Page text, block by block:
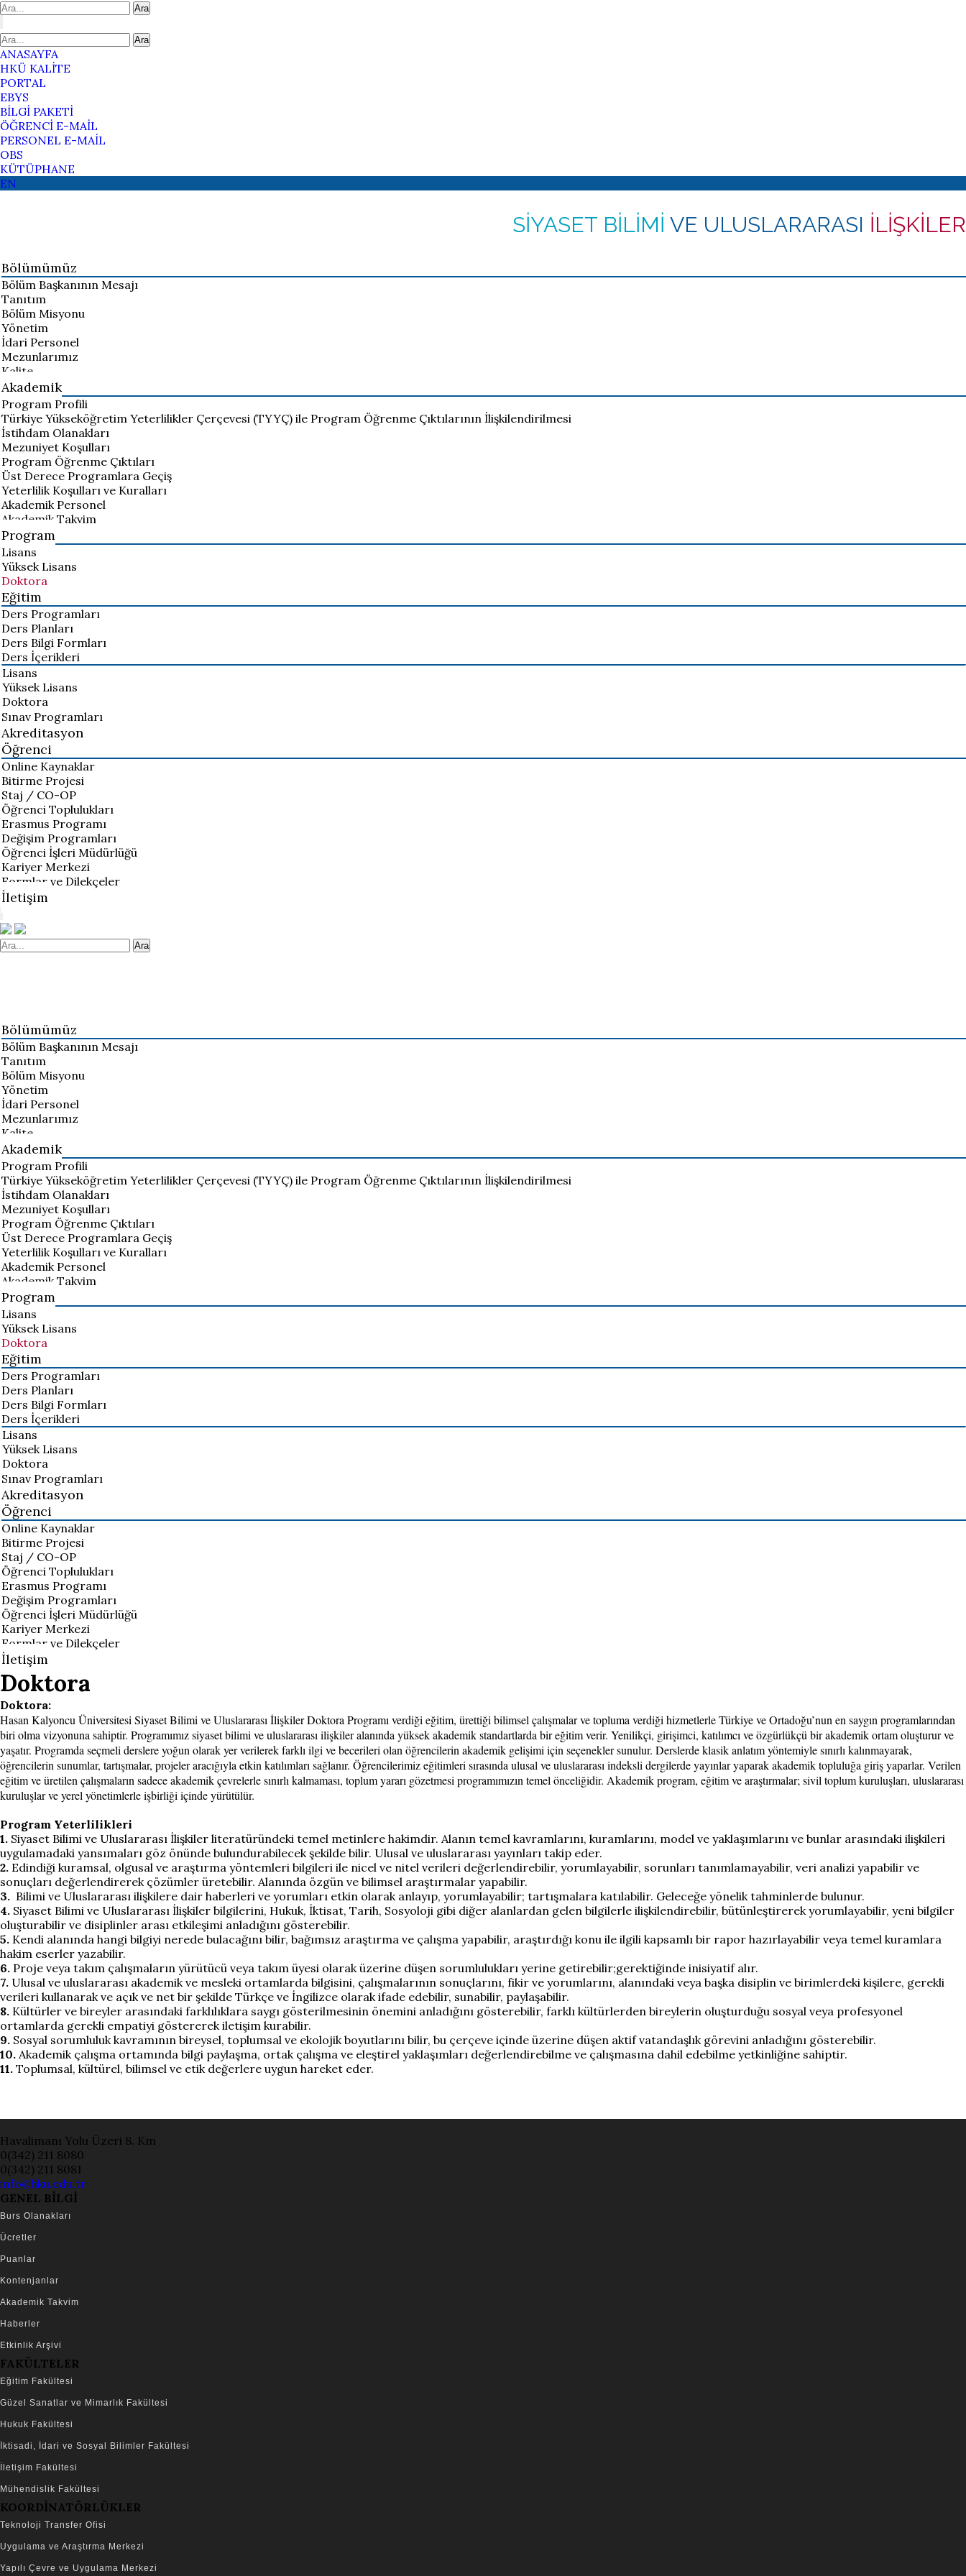
Ara
Ara
ANASAYFA
HKÜ KALİTE
PORTAL
EBYS
BİLGİ PAKETİ
ÖĞRENCİ E-MAİL
PERSONEL E-MAİL
OBS
KÜTÜPHANE
EN
SİYASET BİLİMİ VE ULUSLARARASI İLİŞKİLER
Bölümümüz
Bölüm Başkanının Mesajı
Tanıtım
Bölüm Misyonu
Yönetim
İdari Personel
Mezunlarımız
Kalite
Akademik
Program Profili
Türkiye Yükseköğretim Yeterlilikler Çerçevesi (TYYÇ) ile Program Öğrenme Çıktılarının İlişkilendirilmesi
İstihdam Olanakları
Mezuniyet Koşulları
Program Öğrenme Çıktıları
Üst Derece Programlara Geçiş
Yeterlilik Koşulları ve Kuralları
Akademik Personel
Akademik Takvim
Program
Lisans
Yüksek Lisans
Doktora
Eğitim
Ders Programları
Ders Planları
Ders Bilgi Formları
Ders İçerikleri
Lisans
Yüksek Lisans
Doktora
Sınav Programları
Akreditasyon
Öğrenci
Online Kaynaklar
Bitirme Projesi
Staj / CO-OP
Öğrenci Toplulukları
Erasmus Programı
Değişim Programları
Öğrenci İşleri Müdürlüğü
Kariyer Merkezi
Formlar ve Dilekçeler
İletişim
Ara
Bölümümüz
Bölüm Başkanının Mesajı
Tanıtım
Bölüm Misyonu
Yönetim
İdari Personel
Mezunlarımız
Kalite
Akademik
Program Profili
Türkiye Yükseköğretim Yeterlilikler Çerçevesi (TYYÇ) ile Program Öğrenme Çıktılarının İlişkilendirilmesi
İstihdam Olanakları
Mezuniyet Koşulları
Program Öğrenme Çıktıları
Üst Derece Programlara Geçiş
Yeterlilik Koşulları ve Kuralları
Akademik Personel
Akademik Takvim
Program
Lisans
Yüksek Lisans
Doktora
Eğitim
Ders Programları
Ders Planları
Ders Bilgi Formları
Ders İçerikleri
Lisans
Yüksek Lisans
Doktora
Sınav Programları
Akreditasyon
Öğrenci
Online Kaynaklar
Bitirme Projesi
Staj / CO-OP
Öğrenci Toplulukları
Erasmus Programı
Değişim Programları
Öğrenci İşleri Müdürlüğü
Kariyer Merkezi
Formlar ve Dilekçeler
İletişim
Doktora
Doktora:
Hasan Kalyoncu Üniversitesi Siyaset Bilimi ve Uluslararası İlişkiler Doktora Programı verdiği eğitim, ürettiği bilimsel çalışmalar ve topluma verdiği hizmetlerle Türkiye ve Ortadoğu’nun en saygın programlarından
biri olma vizyonuna sahiptir. Programımız siyaset bilimi ve uluslararası ilişkiler alanında yüksek akademik standartlarda bir eğitim verir. Yenilikçi, girişimci, katılımcı ve özgürlükçü bir akademik ortam oluşturur ve
yaşatır. Programda seçmeli derslere yoğun olarak yer verilerek farklı ilgi ve becerileri olan öğrencilerin akademik gelişimi için seçenekler sunulur. Derslerde klasik anlatım yöntemiyle sınırlı kalınmayarak,
öğrencilerin sunumlar, tartışmalar, projeler aracığıyla etkin katılımları sağlanır. Öğrencilerimiz eğitimleri sırasında ulusal ve uluslararası indeksli dergilerde yayınlar yaparak akademik topluluğa giriş yaparlar. Verilen
eğitim ve üretilen çalışmaların sadece akademik çevrelerle sınırlı kalmaması, toplum yararı gözetmesi programımızın temel önceliğidir. Akademik program, eğitim ve araştırmalar; sivil toplum kuruluşları, uluslararası
kuruluşlar ve yerel yönetimlerle işbirliği içinde yürütülür.
Program Yeterlilikleri
1. Siyaset Bilimi ve Uluslararası İlişkiler literatüründeki temel metinlere hakimdir. Alanın temel kavramlarını, kuramlarını, model ve yaklaşımlarını ve bunlar arasındaki ilişkileri
uygulamadaki yansımaları göz önünde bulundurabilecek şekilde bilir. Ulusal ve uluslararası yayınları takip eder.
2. Edindiği kuramsal, olgusal ve araştırma yöntemleri bilgileri ile nicel ve nitel verileri değerlendirebilir, yorumlayabilir, sorunları tanımlamayabilir, veri analizi yapabilir ve
sonuçları değerlendirerek çözümler üretebilir. Alanında özgün ve bilimsel araştırmalar yapabilir.
3. Bilimi ve Uluslararası ilişkilere dair haberleri ve yorumları etkin olarak anlayıp, yorumlayabilir; tartışmalara katılabilir. Geleceğe yönelik tahminlerde bulunur.
4. Siyaset Bilimi ve Uluslararası İlişkiler bilgilerini, Hukuk, İktisat, Tarih, Sosyoloji gibi diğer alanlardan gelen bilgilerle ilişkilendirebilir, bütünleştirerek yorumlayabilir, yeni bilgiler
oluşturabilir ve disiplinler arası etkileşimi anladığını gösterebilir.
5. Kendi alanında hangi bilgiyi nerede bulacağını bilir, bağımsız araştırma ve çalışma yapabilir, araştırdığı konu ile ilgili kapsamlı bir rapor hazırlayabilir veya temel kuramlara
hakim eserler yazabilir.
6. Proje veya takım çalışmaların yürütücü veya takım üyesi olarak üzerine düşen sorumlulukları yerine getirebilir;gerektiğinde inisiyatif alır.
7. Ulusal ve uluslararası akademik ve mesleki ortamlarda bilgisini, çalışmalarının sonuçlarını, fikir ve yorumlarını, alanındaki veya başka disiplin ve birimlerdeki kişilere, gerekli
verileri kullanarak ve açık ve net bir şekilde Türkçe ve İngilizce olarak ifade edebilir, sunabilir, paylaşabilir.
8. Kültürler ve bireyler arasındaki farklılıklara saygı gösterilmesinin önemini anladığını gösterebilir, farklı kültürlerden bireylerin oluşturduğu sosyal veya profesyonel
ortamlarda gerekli empatiyi göstererek iletişim kurabilir.
9. Sosyal sorumluluk kavramının bireysel, toplumsal ve ekolojik boyutlarını bilir, bu çerçeve içinde üzerine düşen aktif vatandaşlık görevini anladığını gösterebilir.
10. Akademik çalışma ortamında bilgi paylaşma, ortak çalışma ve eleştirel yaklaşımları değerlendirebilme ve çalışmasına dahil edebilme yetkinliğine sahiptir.
11. Toplumsal, kültürel, bilimsel ve etik değerlere uygun hareket eder.
Havalimanı Yolu Üzeri 8. Km
0(342) 211 8080
0(342) 211 8081
info@hku.edu.tr
GENEL BİLGİ
Burs Olanakları
Ücretler
Puanlar
Kontenjanlar
Akademik Takvim
Haberler
Etkinlik Arşivi
FAKÜLTELER
Eğitim Fakültesi
Güzel Sanatlar ve Mimarlık Fakültesi
Hukuk Fakültesi
İktisadi, İdari ve Sosyal Bilimler Fakültesi
İletişim Fakültesi
Mühendislik Fakültesi
KOORDİNATÖRLÜKLER
Teknoloji Transfer Ofisi
Uygulama ve Araştırma Merkezi
Yapılı Çevre ve Uygulama Merkezi